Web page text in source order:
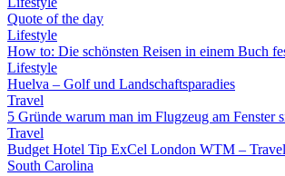
Quote of the day
Lifestyle
How to: Die schönsten Reisen in einem Buch
Lifestyle
Huelva – Golf und Landschaftsparadies
Travel
5 Gründe warum man im Flugzeug am Fenster
Travel
Budget Hotel Tip ExCel London WTM –
South Carolina